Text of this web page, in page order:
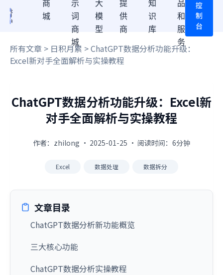
商
城
示
词
商
城
大
模
型
提
供
商
知
识
库
品
和
服
务
控
制
台
所有文章 > 日积月累 > ChatGPT数据分析功能升级：
Excel新对手全面解析与实操教程
ChatGPT数据分析功能升级：Excel新
对手全面解析与实操教程
作者：zhilong · 2025-01-25 · 阅读时间：6分钟
Excel 数据处理 数据拆分
文章目录
ChatGPT数据分析新功能概览
三大核心功能
ChatGPT数据分析实操教程